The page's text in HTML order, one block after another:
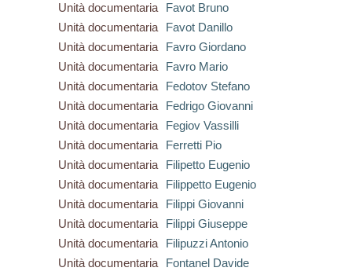
Unità documentaria
Favot Bruno
Unità documentaria
Favot Danillo
Unità documentaria
Favro Giordano
Unità documentaria
Favro Mario
Unità documentaria
Fedotov Stefano
Unità documentaria
Fedrigo Giovanni
Unità documentaria
Fegiov Vassilli
Unità documentaria
Ferretti Pio
Unità documentaria
Filipetto Eugenio
Unità documentaria
Filippetto Eugenio
Unità documentaria
Filippi Giovanni
Unità documentaria
Filippi Giuseppe
Unità documentaria
Filipuzzi Antonio
Unità documentaria
Fontanel Davide